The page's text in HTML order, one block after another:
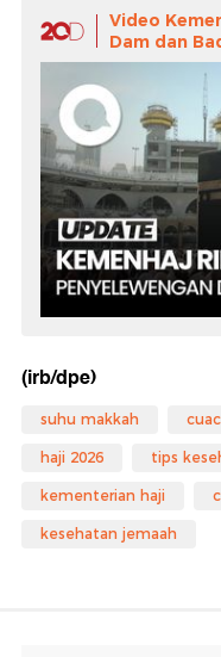
Video
Dam dan
(irb/dpe)
suhu makkah
haji 2026 tips
kementerian haji
kesehatan jemaah